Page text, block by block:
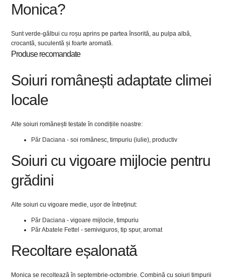
Monica?
Sunt verde-gălbui cu roșu aprins pe partea însorită, au pulpa albă,
crocantă, suculentă și foarte aromată.
Produse recomandate
Soiuri românești adaptate climei
locale
Alte soiuri românești testate în condițiile noastre:
Păr Daciana - soi românesc, timpuriu (iulie), productiv
Soiuri cu vigoare mijlocie pentru
grădini
Alte soiuri cu vigoare medie, ușor de întreținut:
Păr Daciana - vigoare mijlocie, timpuriu
Păr Abatele Fettel - semiviguros, tip spur, aromat
Recoltare eșalonată
Monica se recoltează în septembrie-octombrie. Combină cu soiuri timpurii